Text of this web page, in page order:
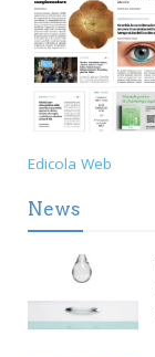
Edicola Web
News